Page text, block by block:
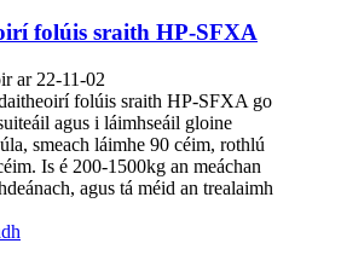
folúis sraith HP-SFXA
ar 22-11-02
folúis sraith HP-SFXA go
agus i láimhseáil gloine
smeach láimhe 90 céim, rothlú
Is é 200-1500kg an meáchan
agus tá méid an trealaimh